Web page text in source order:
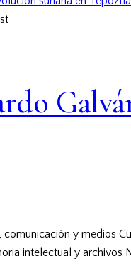
comunicación y medios
intelectual y archivos